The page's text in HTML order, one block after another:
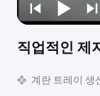
직업적인 제
계란 트레이 생